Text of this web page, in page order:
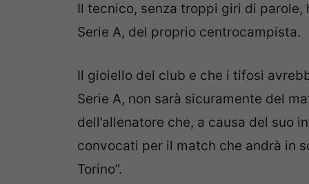
Il tecnico, senza troppi giri di parole,
Serie A, del proprio centrocampista.
Il gioiello del club e che i tifosi
Serie A, non sarà sicuramente del
dell’allenatore che, a causa del suo
convocati per il match che andrà in
Torino”.